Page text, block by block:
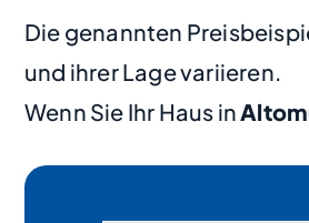
Die genannten
und ihrer Lage variieren.
Wenn Sie Ihr Haus in